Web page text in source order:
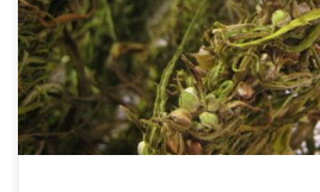
innych organizmów (pozytywna
powodując szereg szkodliwych skutków
wszystkich) organizmów znajdujących
[…]